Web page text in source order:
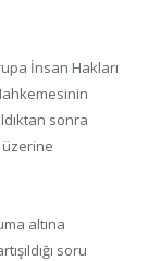
İnsan Hakları
sonra
üzerine
altına
soru